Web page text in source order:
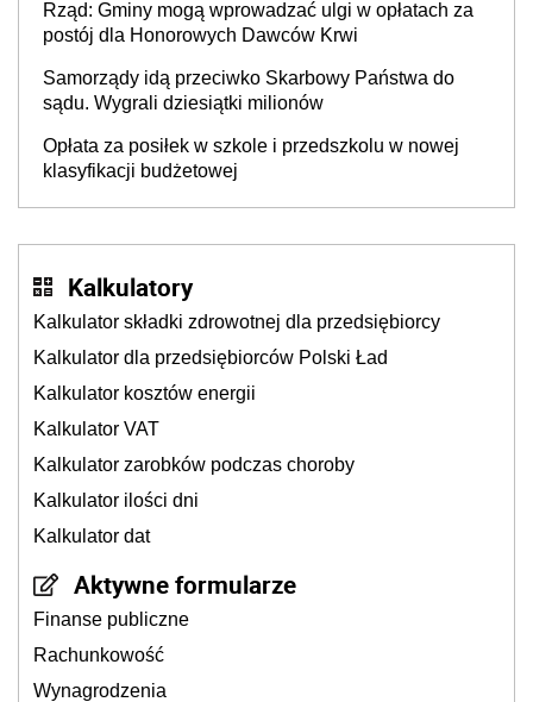
Rząd: Gminy mogą wprowadzać ulgi w opłatach za
postój dla Honorowych Dawców Krwi
Samorządy idą przeciwko Skarbowy Państwa do
sądu. Wygrali dziesiątki milionów
Opłata za posiłek w szkole i przedszkolu w nowej
klasyfikacji budżetowej
Kalkulatory
Kalkulator składki zdrowotnej dla przedsiębiorcy
Kalkulator dla przedsiębiorców Polski Ład
Kalkulator kosztów energii
Kalkulator VAT
Kalkulator zarobków podczas choroby
Kalkulator ilości dni
Kalkulator dat
Aktywne formularze
Finanse publiczne
Rachunkowość
Wynagrodzenia